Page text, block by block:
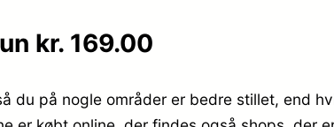
kr. 169.00
du på nogle områder er bedre stillet, end